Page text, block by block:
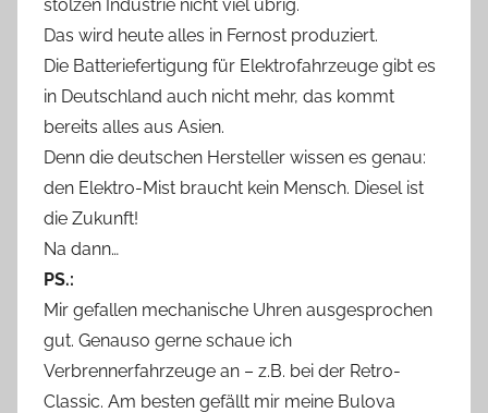
stolzen Industrie nicht viel übrig.
Das wird heute alles in Fernost produziert.
Die Batteriefertigung für Elektrofahrzeuge gibt es
in Deutschland auch nicht mehr, das kommt
bereits alles aus Asien.
Denn die deutschen Hersteller wissen es genau:
den Elektro-Mist braucht kein Mensch. Diesel ist
die Zukunft!
Na dann…
PS.:
Mir gefallen mechanische Uhren ausgesprochen
gut. Genauso gerne schaue ich
Verbrennerfahrzeuge an – z.B. bei der Retro-
Classic. Am besten gefällt mir meine Bulova